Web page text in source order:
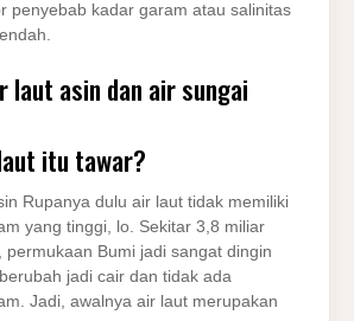
penyebab kadar garam atau salinitas
laut asin dan air sungai
itu tawar?
Rupanya dulu air laut tidak memiliki
yang tinggi, lo. Sekitar 3,8 miliar
permukaan Bumi jadi sangat dingin
jadi cair dan tidak ada
Jadi, awalnya air laut merupakan